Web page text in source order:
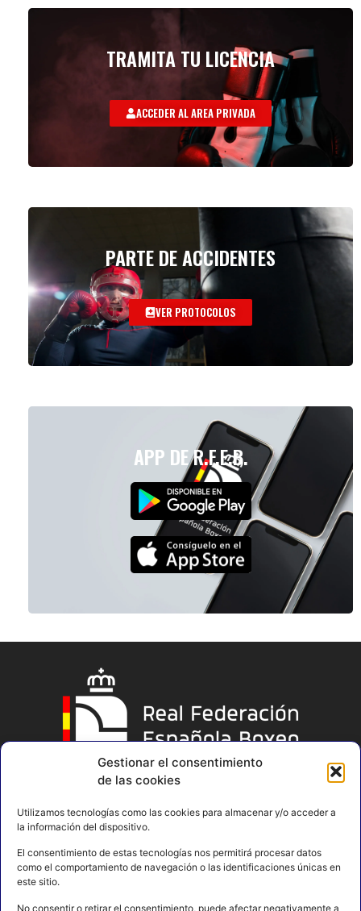
Gestionar el consentimiento
de las cookies
Utilizamos tecnologías como las cookies para almacenar y/o acceder a
la información del dispositivo.
El consentimiento de estas tecnologías nos permitirá procesar datos
como el comportamiento de navegación o las identificaciones únicas en
este sitio.
No consentir o retirar el consentimiento, puede afectar negativamente a
TRAMITA TU LICENCIA
ACCEDER AL AREA PRIVADA
PARTE DE ACCIDENTES
VER PROTOCOLOS
APP DE R.F.E.B.